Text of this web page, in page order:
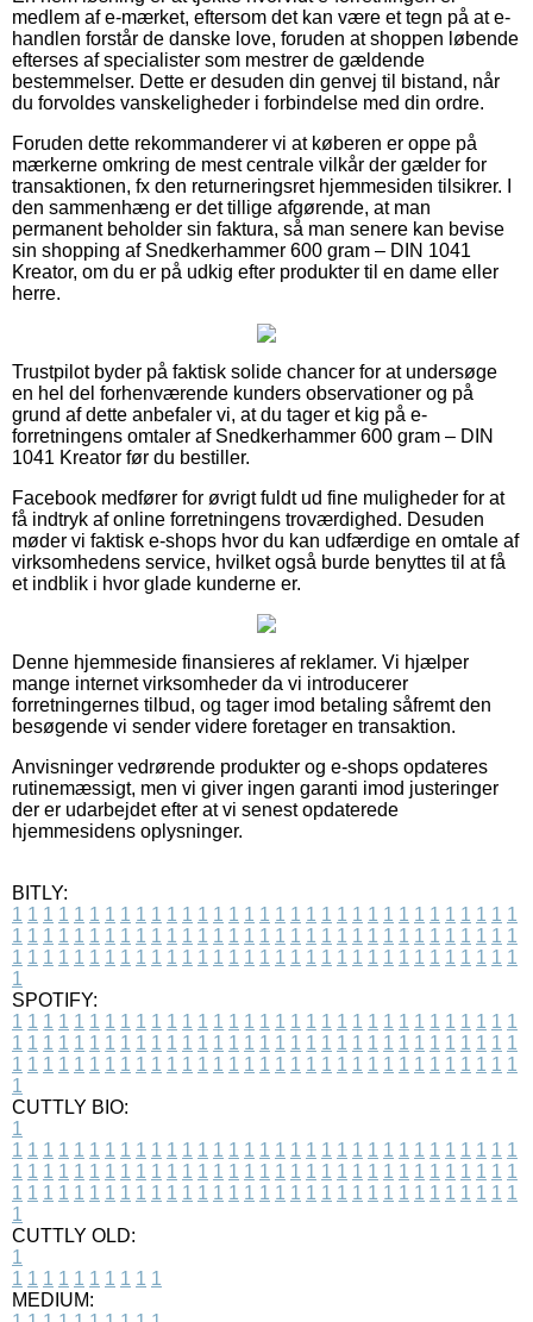
medlem af e-mærket, eftersom det kan være et tegn på at e-
handlen forstår de danske love, foruden at shoppen løbende
efterses af specialister som mestrer de gældende
bestemmelser. Dette er desuden din genvej til bistand, når
du forvoldes vanskeligheder i forbindelse med din ordre.
Foruden dette rekommanderer vi at køberen er oppe på
mærkerne omkring de mest centrale vilkår der gælder for
transaktionen, fx den returneringsret hjemmesiden tilsikrer. I
den sammenhæng er det tillige afgørende, at man
permanent beholder sin faktura, så man senere kan bevise
sin shopping af Snedkerhammer 600 gram – DIN 1041
Kreator, om du er på udkig efter produkter til en dame eller
herre.
Trustpilot byder på faktisk solide chancer for at undersøge
en hel del forhenværende kunders observationer og på
grund af dette anbefaler vi, at du tager et kig på e-
forretningens omtaler af Snedkerhammer 600 gram – DIN
1041 Kreator før du bestiller.
Facebook medfører for øvrigt fuldt ud fine muligheder for at
få indtryk af online forretningens troværdighed. Desuden
møder vi faktisk e-shops hvor du kan udfærdige en omtale af
virksomhedens service, hvilket også burde benyttes til at få
et indblik i hvor glade kunderne er.
Denne hjemmeside finansieres af reklamer. Vi hjælper
mange internet virksomheder da vi introducerer
forretningernes tilbud, og tager imod betaling såfremt den
besøgende vi sender videre foretager en transaktion.
Anvisninger vedrørende produkter og e-shops opdateres
rutinemæssigt, men vi giver ingen garanti imod justeringer
der er udarbejdet efter at vi senest opdaterede
hjemmesidens oplysninger.
BITLY:
1 1 1 1 1 1 1 1 1 1 1 1 1 1 1 1 1 1 1 1 1 1 1 1 1 1 1 1 1 1 1 1 1
1 1 1 1 1 1 1 1 1 1 1 1 1 1 1 1 1 1 1 1 1 1 1 1 1 1 1 1 1 1 1 1 1
1 1 1 1 1 1 1 1 1 1 1 1 1 1 1 1 1 1 1 1 1 1 1 1 1 1 1 1 1 1 1 1 1
1
SPOTIFY:
1 1 1 1 1 1 1 1 1 1 1 1 1 1 1 1 1 1 1 1 1 1 1 1 1 1 1 1 1 1 1 1 1
1 1 1 1 1 1 1 1 1 1 1 1 1 1 1 1 1 1 1 1 1 1 1 1 1 1 1 1 1 1 1 1 1
1 1 1 1 1 1 1 1 1 1 1 1 1 1 1 1 1 1 1 1 1 1 1 1 1 1 1 1 1 1 1 1 1
1
CUTTLY BIO:
1
1 1 1 1 1 1 1 1 1 1 1 1 1 1 1 1 1 1 1 1 1 1 1 1 1 1 1 1 1 1 1 1 1
1 1 1 1 1 1 1 1 1 1 1 1 1 1 1 1 1 1 1 1 1 1 1 1 1 1 1 1 1 1 1 1 1
1 1 1 1 1 1 1 1 1 1 1 1 1 1 1 1 1 1 1 1 1 1 1 1 1 1 1 1 1 1 1 1 1
1
CUTTLY OLD:
1
1 1 1 1 1 1 1 1 1 1
MEDIUM: